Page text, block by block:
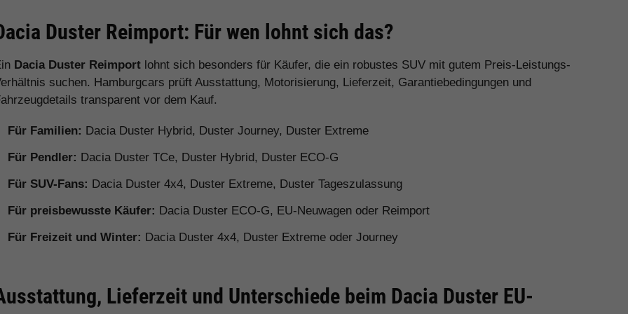
Duster Reimport: Für wen lohnt sich das?
Dacia Duster Reimport lohnt sich besonders für Käufer, die ein robustes SUV mit gutem Preis-Leistungs-
suchen. Hamburgcars prüft Ausstattung, Motorisierung, Lieferzeit, Garantiebedingungen und
transparent vor dem Kauf.
Für Familien: Dacia Duster Hybrid, Duster Journey, Duster Extreme
Für Pendler: Dacia Duster TCe, Duster Hybrid, Duster ECO-G
Für SUV-Fans: Dacia Duster 4x4, Duster Extreme, Duster Tageszulassung
Für preisbewusste Käufer: Dacia Duster ECO-G, EU-Neuwagen oder Reimport
Für Freizeit und Winter: Dacia Duster 4x4, Duster Extreme oder Journey
Lieferzeit und Unterschiede beim Dacia Duster EU-